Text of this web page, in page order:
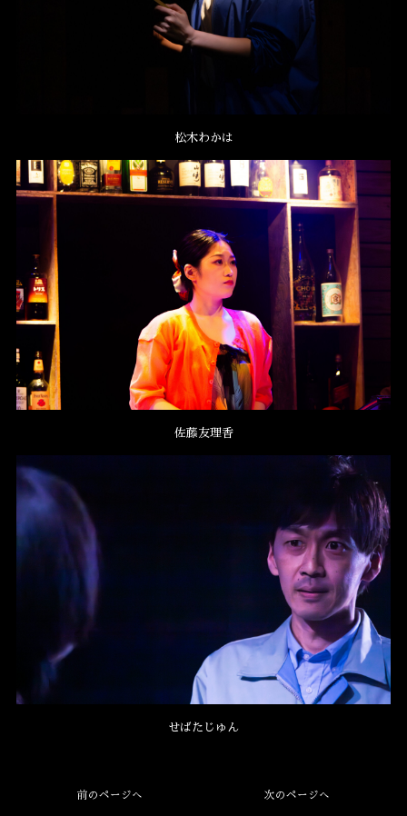
松木わかは
佐藤友理香
せばたじゅん
前のページへ 次のページへ